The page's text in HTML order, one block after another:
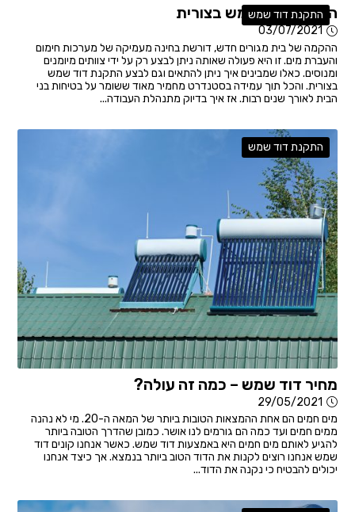
התקנת דוד שמש
התקנת דוד שמש בצורית
03/07/2021
ההקמה של בית מגורים חדש, דורשת בחינה מעמיקה של מערכות חימום
והעברת מים. זו היא פעולה שאותה ניתן לבצע רק על ידי צוותים מיומנים
ומנוסים. כאלו שמבינים איך ניתן להתאים וגם לבצע התקנת דוד שמש
בצורית. והכל תוך עמידה בסטנדרט מחמיר מאוד ששומר על בטיחות בני
הבית לאורך שנים רבות. אז איך בדיוק מתנהלת העבודה...
התקנת דוד שמש
מחיר דוד שמש – כמה זה עולה?
29/05/2021
מים חמים הם אחת ההמצאות הטובות ביותר של המאה ה-20. מי לא נהנה
ממים חמים ועד כמה הם גורמים לנו אושר. כמובן שהדרך הטובה ביותר
להגיע לאותם מים חמים היא באמצעות דוד שמש. כאשר אנחנו קונים דוד
שמש אנחנו רוצים לקנות את הדוד הטוב ביותר בנמצא. אך כיצד אנחנו
יכולים להבטיח כי נקנה את הדוד...